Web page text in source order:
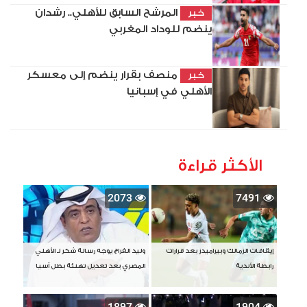
خبر
المرشح السابق للأهلي.. رشدان
ينضم للوداد المغربي
خبر
منصف بقرار ينضم إلى معسكر
الأهلي في إسبانيا
الأكثر قراءة
7491
إيقافات الزمالك وبيراميدز بعد قرارات
رابطة الأندية
2073
وليد الفراج يوجه رسالة شكر لـ الأهلي
المصري بعد تعديل تهنئة بطل آسيا